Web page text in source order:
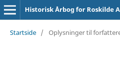
Historisk Årbog for Roskilde
Startside / Oplysninger til